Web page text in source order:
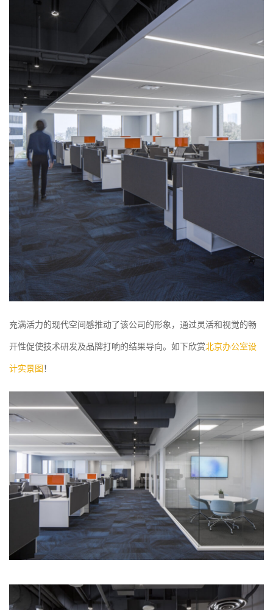
充满活力的现代空间感推动了该公司的形象，通过灵活和视觉的畅
开性促使技术研发及品牌打响的结果导向。如下欣赏北京办公室设
计实景图 ！